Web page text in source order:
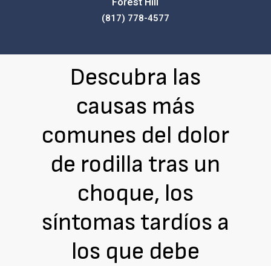
(817) 778-4577
Descubra las
causas más
comunes del dolor
de rodilla tras un
choque, los
síntomas tardíos a
los que debe